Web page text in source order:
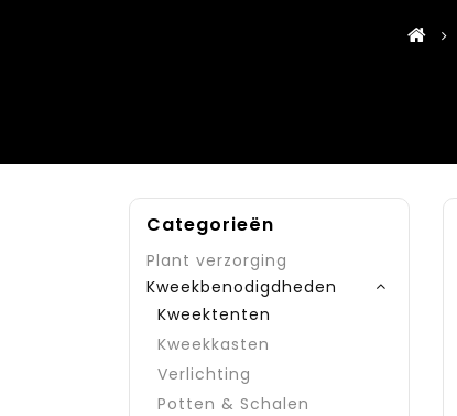
Categorieën
Plant verzorging
Kweekbenodigdheden
Kweektenten
Kweekkasten
Verlichting
Potten & Schalen